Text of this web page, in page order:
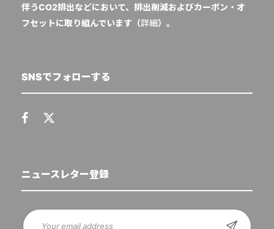
伴うCO2排出などにおいて、排出削減およびカーボン・オ
フセットに取り組んでいます（詳細）。
SNSでフォローする
ニュースレター登録